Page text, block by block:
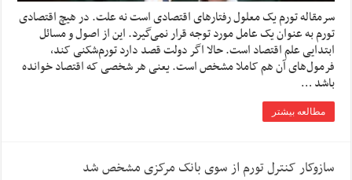
سرمقاله تورم یک معلول رفتار‌های اقتصادی است نه علت. در هیچ اقتصادی
تورم به عنوان یک عامل مورد توجه قرار نمی‌گیرد. این از اصول و مسائل
ابتدایی علم اقتصاد است. حالا اگر دولت قصد دارد تورم‌شکنی کند،
فرمول‌های آن هم کاملا مشخص است. یعنی هر شخصی که اقتصاد خوانده
باشد …
مطالعه بیشتر
سازوکار کنترل تورم از سوی بانک مرکزی مشخص شد